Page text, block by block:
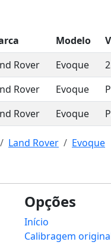
Modelo
Rover Evoque
Rover Evoque
Rover Evoque
Land Rover
Evoque
Opções
Início
Calibragem